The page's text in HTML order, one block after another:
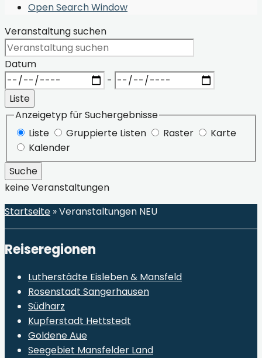
Open Search Window
Veranstaltung suchen
Datum
-
Liste
Anzeigetyp für Suchergebnisse
Liste
Gruppierte Listen Raster
Karte
Kalender
Suche
keine Veranstaltungen
Startseite »Veranstaltungen NEU
Reiseregionen
Lutherstädte Eisleben & Mansfeld
Rosenstadt Sangerhausen
Südharz
Kupferstadt Hettstedt
Goldene Aue
Seegebiet Mansfelder Land